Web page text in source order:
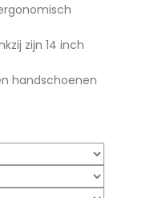
zijn 14 inch
handschoenen